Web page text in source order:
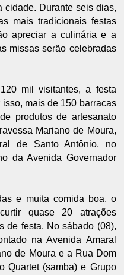
cidade. Durante seis dias,
mais tradicionais festas
apreciar a culinária e a
missas serão celebradas
mil visitantes, a festa
mais de 150 barracas
produtos de artesanato
Mariano de Moura,
de Santo Antônio, no
da Avenida Governador
e muita comida boa, o
quase 20 atrações
de festa. No sábado (08),
na Avenida Amaral
de Moura e a Rua Dom
Quartet (samba) e Grupo